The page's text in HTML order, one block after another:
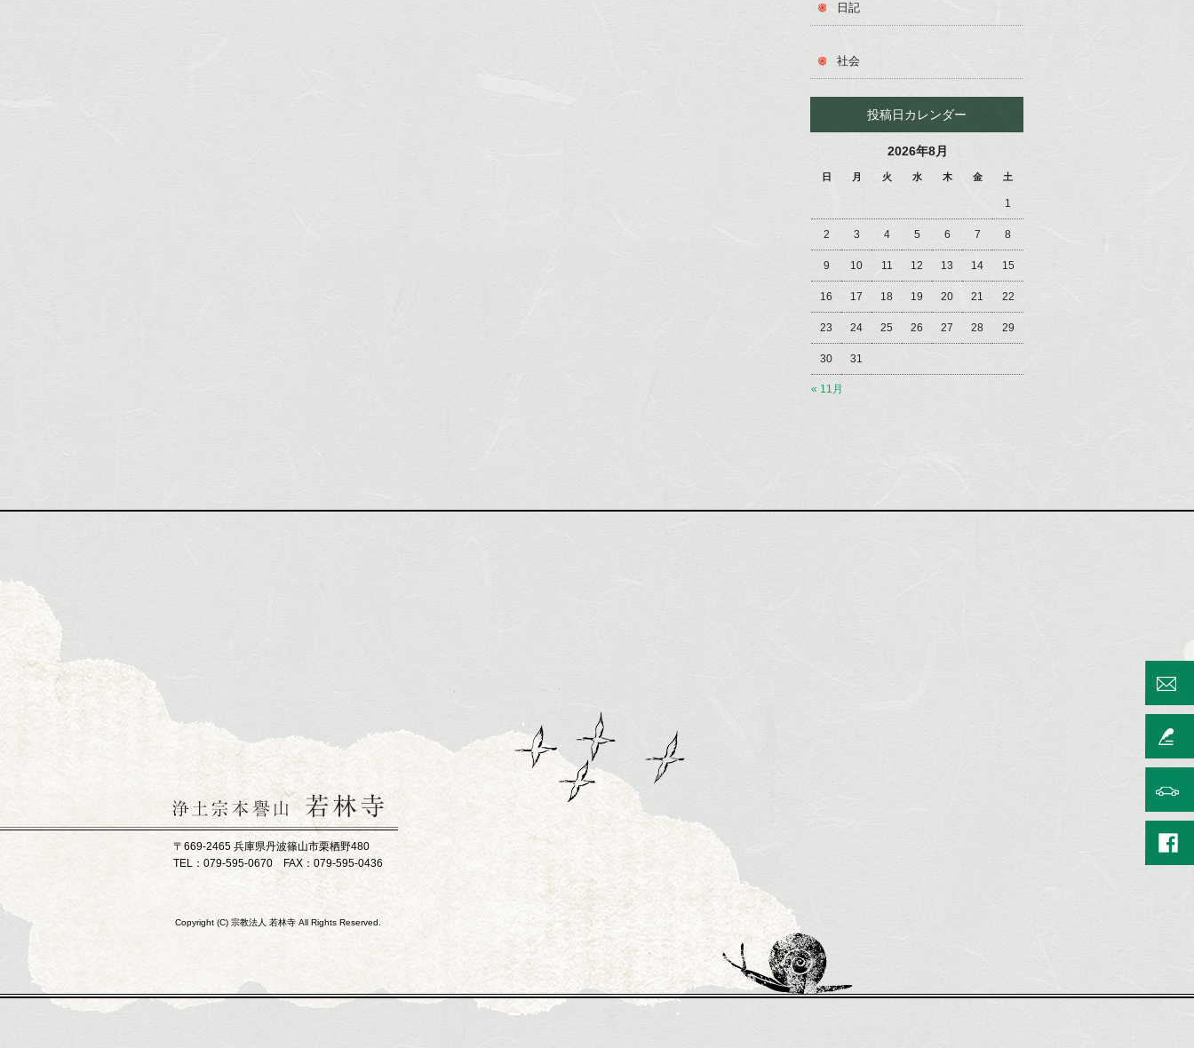
日記
社会
投稿日カレンダー
2026年8月
日 月 火 水 木 金 土
« 11月
1
2 3 4 5 6 7 8
9 10 11 12 13 14 15
16 17 18 19 20 21 22
23 24 25 26 27 28 29
30 31
〒669-2465 兵庫県丹波篠山市栗栖野480
TEL：079-595-0670 FAX：079-595-0436
Copyright (C) 宗教法人 若林寺 All Rights Reserved.